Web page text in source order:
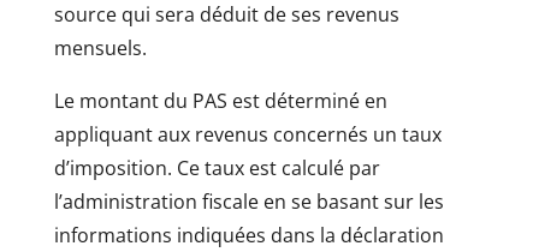
source qui sera déduit de ses revenus
mensuels.
Le montant du PAS est déterminé en
appliquant aux revenus concernés un taux
d’imposition. Ce taux est calculé par
l’administration fiscale en se basant sur les
informations indiquées dans la déclaration